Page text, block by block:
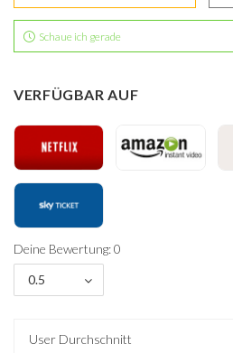
Schaue ich gerade
VERFÜGBAR AUF
Deine Bewertung: 0
0.5
User Durchschnitt